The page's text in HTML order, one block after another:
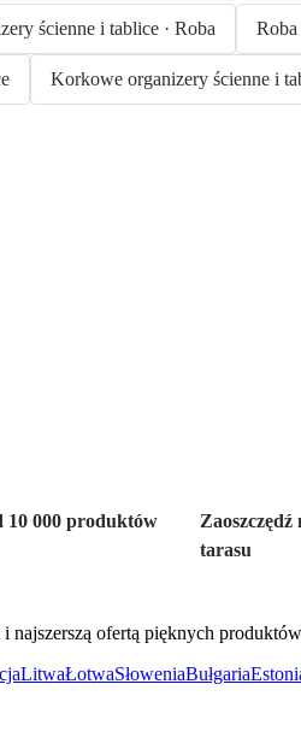
ścienne i tablice · Roba Roba
Korkowe organizery ścienne i
10 000 produktów
tarasu
ofertą pięknych
LitwaŁotwaSłoweniaBułgaria